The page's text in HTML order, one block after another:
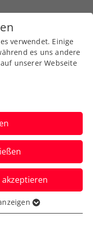
eins nimmt
Paris auch
verwendet. Einige
es uns andere
unserer Webseite
akzeptieren